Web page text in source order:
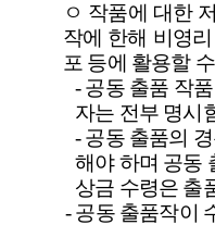
ㅇ 작품에 대한
작에 한해 비영
포 등에 활용할
-공동 출품 작
자는 전부 명시
-공동 출품의
해야 하며 공동
상금 수령은 출
-공동 출품작이